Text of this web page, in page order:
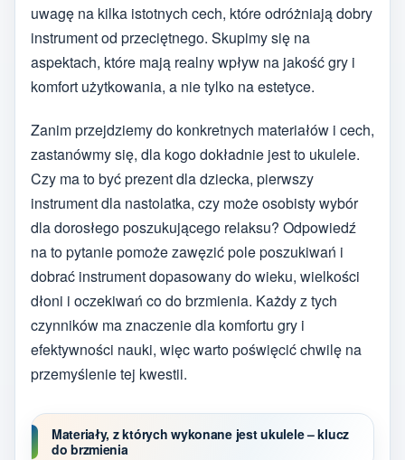
uwagę na kilka istotnych cech, które odróżniają dobry
instrument od przeciętnego. Skupimy się na
aspektach, które mają realny wpływ na jakość gry i
komfort użytkowania, a nie tylko na estetyce.
Zanim przejdziemy do konkretnych materiałów i cech,
zastanówmy się, dla kogo dokładnie jest to ukulele.
Czy ma to być prezent dla dziecka, pierwszy
instrument dla nastolatka, czy może osobisty wybór
dla dorosłego poszukującego relaksu? Odpowiedź
na to pytanie pomoże zawęzić pole poszukiwań i
dobrać instrument dopasowany do wieku, wielkości
dłoni i oczekiwań co do brzmienia. Każdy z tych
czynników ma znaczenie dla komfortu gry i
efektywności nauki, więc warto poświęcić chwilę na
przemyślenie tej kwestii.
Materiały, z których wykonane jest ukulele – klucz
do brzmienia